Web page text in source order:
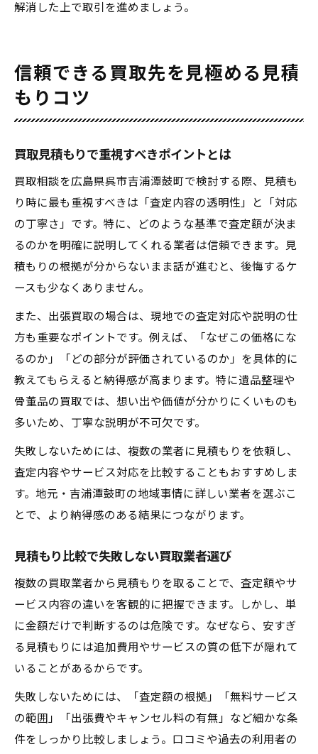
解消した上で取引を進めましょう。
信頼できる買取先を見極める見積
もりコツ
買取見積もりで重視すべきポイントとは
買取相談を広島県呉市吉浦潭鼓町で検討する際、見積も
り時に最も重視すべきは「査定内容の透明性」と「対応
の丁寧さ」です。特に、どのような基準で査定額が決ま
るのかを明確に説明してくれる業者は信頼できます。見
積もりの根拠が分からないまま話が進むと、後悔するケ
ースも少なくありません。
また、出張買取の場合は、現地での査定対応や説明の仕
方も重要なポイントです。例えば、「なぜこの価格にな
るのか」「どの部分が評価されているのか」を具体的に
教えてもらえると納得感が高まります。特に遺品整理や
骨董品の買取では、想い出や価値が分かりにくいものも
多いため、丁寧な説明が不可欠です。
失敗しないためには、複数の業者に見積もりを依頼し、
査定内容やサービス対応を比較することもおすすめしま
す。地元・吉浦潭鼓町の地域事情に詳しい業者を選ぶこ
とで、より納得感のある結果につながります。
見積もり比較で失敗しない買取業者選び
複数の買取業者から見積もりを取ることで、査定額やサ
ービス内容の違いを客観的に把握できます。しかし、単
に金額だけで判断するのは危険です。なぜなら、安すぎ
る見積もりには追加費用やサービスの質の低下が隠れて
いることがあるからです。
失敗しないためには、「査定額の根拠」「無料サービス
の範囲」「出張費やキャンセル料の有無」など細かな条
件をしっかり比較しましょう。口コミや過去の利用者の